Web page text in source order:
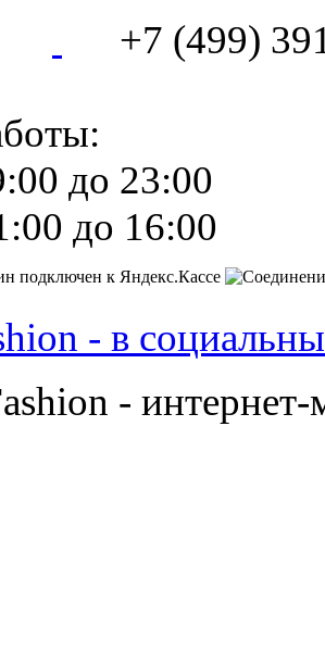
+7 (499)
до 23:00
до 16:00
- в
-